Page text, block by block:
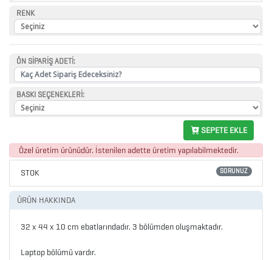
ÜRÜNLERİ
BLOKNOTLAR
ÇAKI
TORNAVİDA
SETİ
CAM
MATARA
&
KARAF
ÇANTALAR
RENK
ÖN SİPARİŞ ADETİ:
BASKI SEÇENEKLERİ:
SEPETE EKLE
Özel üretim ürünüdür. İstenilen adette üretim yapılabilmektedir.
STOK SORUNUZ
ÜRÜN HAKKINDA
32 x 44 x 10 cm ebatlarındadır. 3 bölümden oluşmaktadır.
Laptop bölümü vardır.